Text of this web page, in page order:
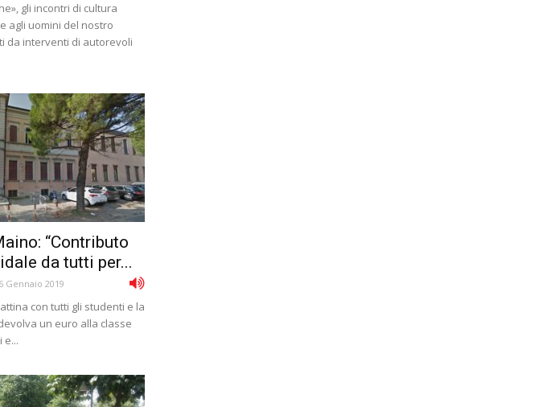
gli incontri di cultura
agli uomini del nostro
da interventi di autorevoli
“Contributo
da tutti per...
Gennaio 2019
con tutti gli studenti e la
un euro alla classe
e...